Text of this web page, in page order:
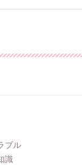
ブル
識